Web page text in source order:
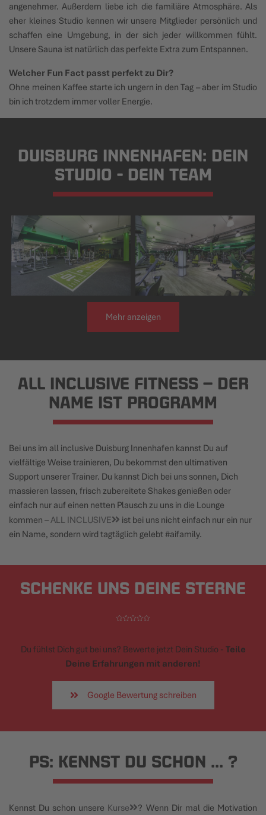
angenehmer. Außerdem liebe ich die familiäre Atmosphäre. Als
eher kleines Studio kennen wir unsere Mitglieder persönlich und
schaffen eine Umgebung, in der sich jeder willkommen fühlt.
Unsere Sauna ist natürlich das perfekte Extra zum Entspannen.
Welcher Fun Fact passt perfekt zu Dir?
Ohne meinen Kaffee starte ich ungern in den Tag – aber im Studio
bin ich trotzdem immer voller Energie.
DUISBURG INNENHAFEN: DEIN
STUDIO - DEIN TEAM
Mehr anzeigen
ALL INCLUSIVE FITNESS – DER
NAME IST PROGRAMM
Bei uns im all inclusive Duisburg Innenhafen kannst Du auf
vielfältige Weise trainieren, Du bekommst den ultimativen
Support unserer Trainer. Du kannst Dich bei uns sonnen, Dich
massieren lassen, frisch zubereitete Shakes genießen oder
einfach nur auf einen netten Plausch zu uns in die Lounge
kommen –ALL INCLUSIVE
ist bei uns nicht einfach nur ein nur
ein Name, sondern wird tagtäglich gelebt #aifamily.
SCHENKE UNS DEINE STERNE
Du fühlst Dich gut bei uns? Bewerte jetzt Dein Studio - Teile
Deine Erfahrungen mit anderen!
Google Bewertung schreiben
PS: KENNST DU SCHON ... ?
Kennst Du schon unsere Kurse ? Wenn Dir mal die Motivation